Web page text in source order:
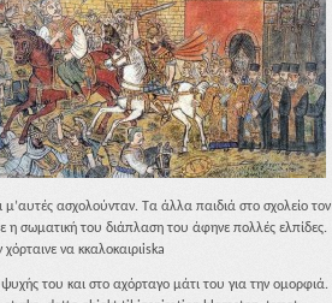
ασχολούνταν. Τα άλλα παιδιά στο σχολείο τον
η σωματική του διάπλαση του άφηνε πολλές ελπίδες.
να κκαλοκαιριiska
του και στο αχόρταγο μάτι του για την ομορφιά.